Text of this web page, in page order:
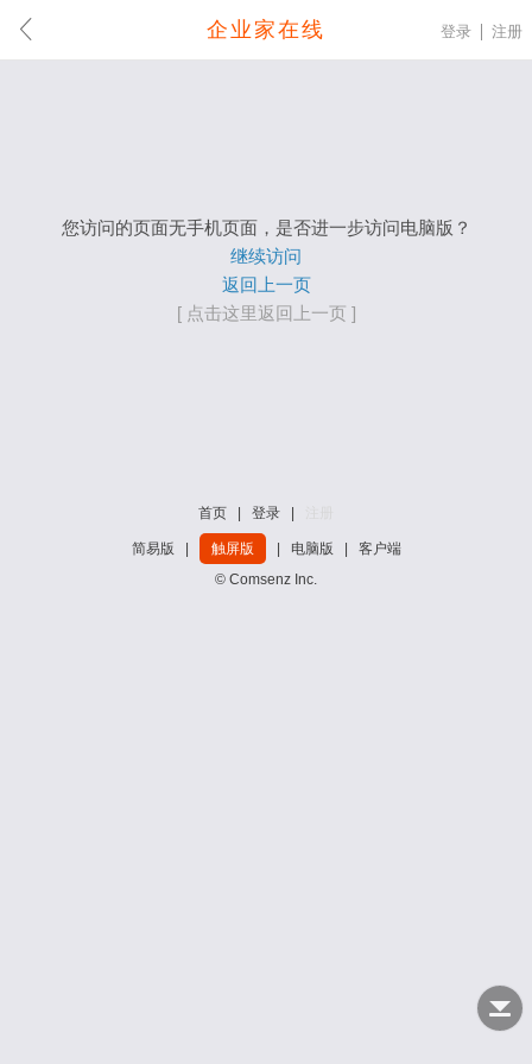
企业家在线 登录 注册
您访问的页面无手机页面，是否进一步访问电脑版？
继续访问
返回上一页
[ 点击这里返回上一页 ]
首页 登录
简易版 触屏版 电脑版
客户端
© Comsenz Inc.